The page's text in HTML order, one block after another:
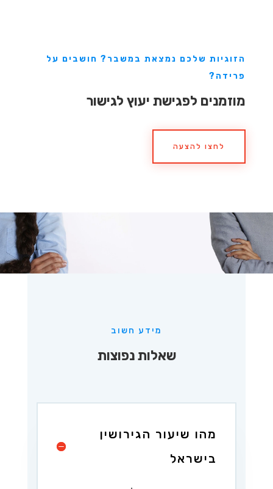
הזוגיות שלכם נמצאת במשבר? חושבים על
פרידה?
מוזמנים לפגישת יעוץ לגישור
לחצו להצעה
מידע חשוב
שאלות נפוצות
מהו שיעור הגירושין
בישראל